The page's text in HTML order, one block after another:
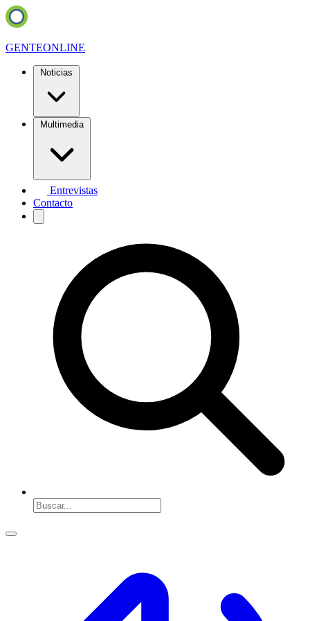
GENTEONLINE
Noticias
Multimedia
Entrevistas
Contacto